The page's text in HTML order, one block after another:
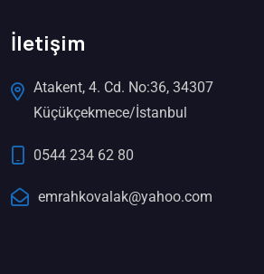
İletişim
Atakent, 4. Cd. No:36, 34307
Küçükçekmece/İstanbul
0544 234 62 80
emrahkovalak@yahoo.com